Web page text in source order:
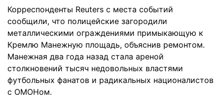
Корреспонденты Reuters с места событий
сообщили, что полицейские загородили
металлическими ограждениями примыкающую к
Кремлю Манежную площадь, объяснив ремонтом.
Манежная два года назад стала ареной
столкновений тысяч недовольных властями
футбольных фанатов и радикальных националистов
с ОМОНом.